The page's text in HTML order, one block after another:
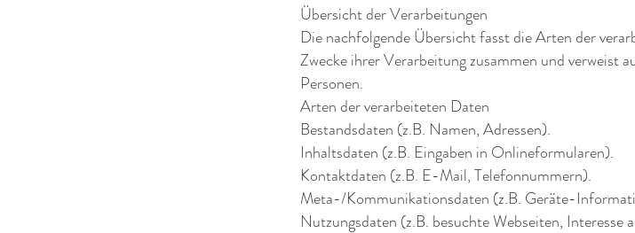
Übersicht der Verarbeitungen
Die nachfolgende Übersicht fasst die Arten der
Zwecke ihrer Verarbeitung zusammen und verweist
Personen.
Arten der verarbeiteten Daten
Bestandsdaten (z.B. Namen, Adressen).
Inhaltsdaten (z.B. Eingaben in Onlineformularen).
Kontaktdaten (z.B. E-Mail, Telefonnummern).
Meta-/Kommunikationsdaten (z.B. Geräte-
Nutzungsdaten (z.B. besuchte Webseiten, Interesse